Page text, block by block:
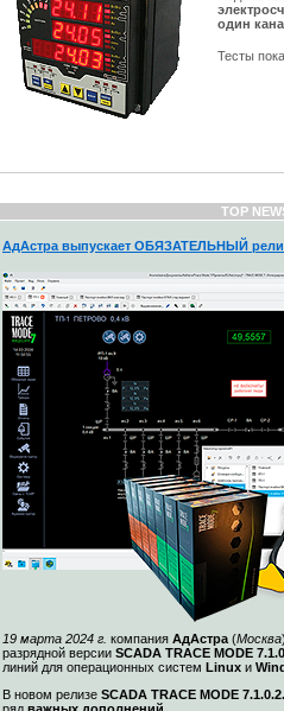
один
Тесты
TOP
АдАстра выпускает ОБЯЗАТЕЛЬНЫЙ релиз
19 марта 2024 г. компания АдАстра (Москва
разрядной версии SCADA TRACE MODE
линий для операционных систем Linux и
В новом релизе SCADA TRACE MODE 7.1.0.2.